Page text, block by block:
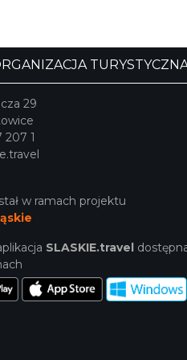
29
207 1
w ramach projektu
SLASKIE.travel